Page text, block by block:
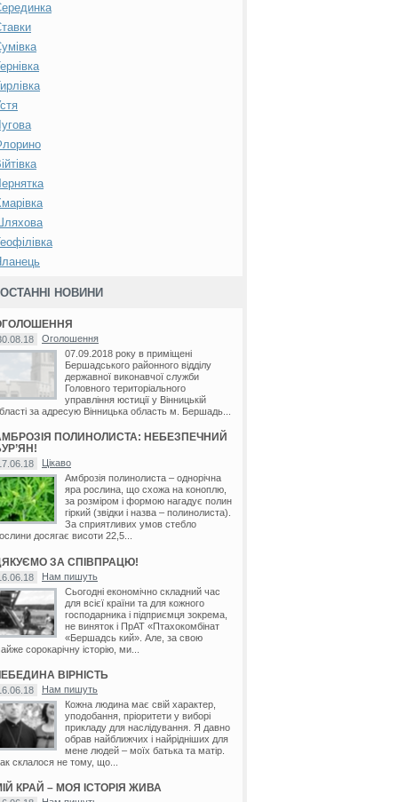
ОСТАННІ НОВИНИ
Оголошення
07.09.2018 року в приміщені
Бершадського районного відділу
державної виконавчої служби
Головного територіального
управління юстиції у Вінницькій
за адресую Вінницька область м. Бершадь...
ПОЛИНОЛИСТА: НЕБЕЗПЕЧНИЙ
Цікаво
Амброзія полинолиста – однорічна
яра рослина, що схожа на коноплю,
за розміром і формою нагадує полин
гіркий (звідки і назва – полинолиста).
За сприятливих умов стебло
досягає висоти 22,5...
ЗА СПІВПРАЦЮ!
Нам пишуть
Сьогодні економічно складний час
для всієї країни та для кожного
господарника і підприємця зокрема,
не виняток і ПрАТ «Птахокомбінат
«Бершадсь кий». Але, за свою
сорокарічну історію, ми...
ВІРНІСТЬ
Нам пишуть
Кожна людина має свій характер,
уподобання, пріоритети у виборі
прикладу для наслідування. Я давно
обрав найближчих і найрідніших для
мене людей – моїх батька та матір.
склалося не тому, що...
КРАЙ – МОЯ ІСТОРІЯ ЖИВА